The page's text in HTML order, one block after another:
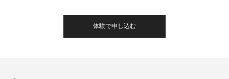
体験で申し込む